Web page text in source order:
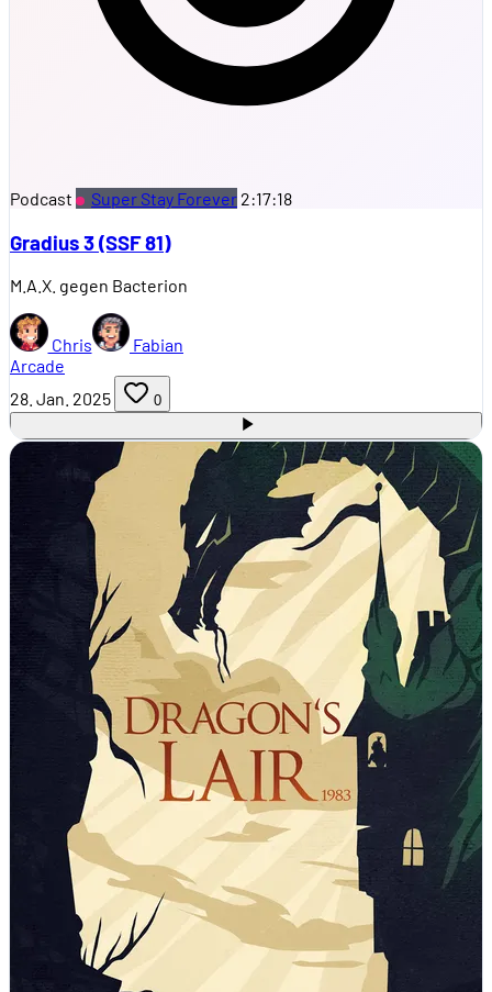
Podcast Super Stay Forever 2:17:18
Gradius 3 (SSF 81)
M.A.X. gegen Bacterion
Chris
Fabian
Arcade
28. Jan. 2025
0